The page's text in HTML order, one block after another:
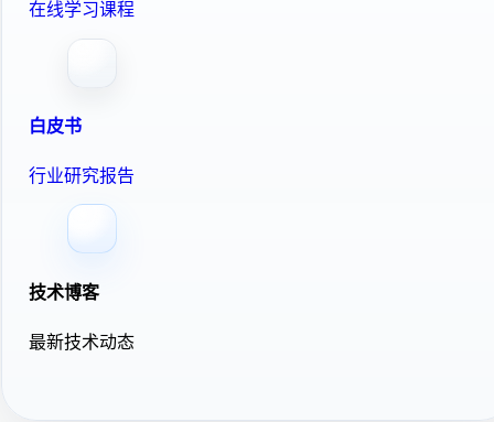
在线学习课程
白皮书
行业研究报告
技术博客
最新技术动态